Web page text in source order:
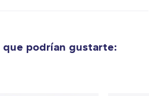
que podrían gustarte: